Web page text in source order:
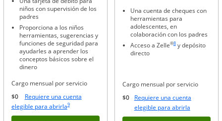
niños con supervisión de los
padres
Proporciona a los niños
herramientas, sugerencias y
funciones de seguridad para
ayudarles a aprender los
conceptos básicos sobre el
dinero
Cargo mensual por servicio
$0
Requiere una cuenta
elegible para abrirlaAbre superposición
Enlace en la misma página a la referencia a pie de página
9
Una cuenta de cheques con
herramientas para
adolescentes, en
colaboración con los padres
Acceso a Zelle®
Enlace en la misma
8y depósito
directo
Cargo mensual por servicio
$0
Requiere una cuenta
elegible para abrirlaAbre